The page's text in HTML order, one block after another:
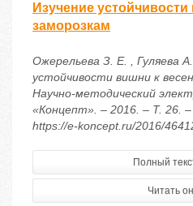
Изучение
заморозкам
Ожерельева З. Е. , Гуляева
устойчивости вишни к
Научно-методический
«Концепт». – 2016. – Т. 26.
https://e-koncept.ru/2016/
Полный
Читать